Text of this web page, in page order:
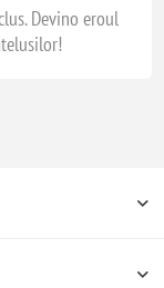
Devino eroul